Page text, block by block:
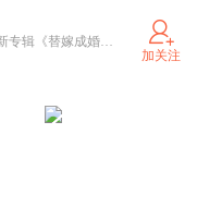
喜马A+平台优质主播！可甜可咸，新专辑《替嫁成婚：大佬的马甲又A又飒》新鲜上架了，快来听听哟！
加关注